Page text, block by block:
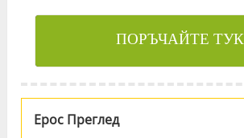
ПОРЪЧАЙТЕ ТУК
Ерос Преглед